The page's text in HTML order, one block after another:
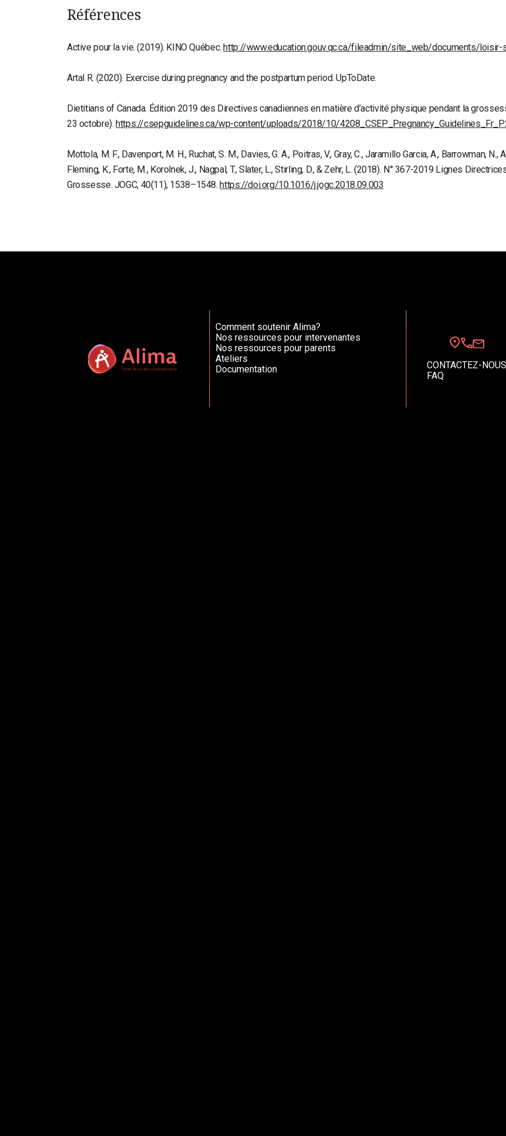
Références
Active pour la vie. (2019). KINO Québec.http://www.education.gouv.qc.ca/fileadmin/site_web/documents/loisir-
Artal R. (2020). Exercise during pregnancy and the postpartum period. UpToDate.
Dietitians of Canada. Édition 2019 des Directives canadiennes en matière d’activité physique pendant la
23 octobre).https://csepguidelines.ca/wp-content/uploads/2018/10/
Mottola, M. F., Davenport, M. H., Ruchat, S. M., Davies, G. A., Poitras, V., Gray, C., Jaramillo Garcia, A., Barrowman, N.,
Fleming, K., Forte, M., Korolnek, J., Nagpal, T., Slater, L., Stirling, D., & Zehr, L. (2018). N° 367-2019 Lignes
Grossesse. JOGC, 40(11), 1538–1548.https://doi.org/10.1016/j.jogc.2018.09.003
Comment soutenir Alima?
Nos ressources pour intervenantes
Nos ressources pour parents
Ateliers
Documentation
CONTACTEZ-NOUS
FAQ